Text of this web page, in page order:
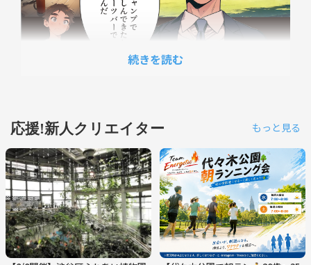
続きを読む
応援!新人クリエイター もっと見る